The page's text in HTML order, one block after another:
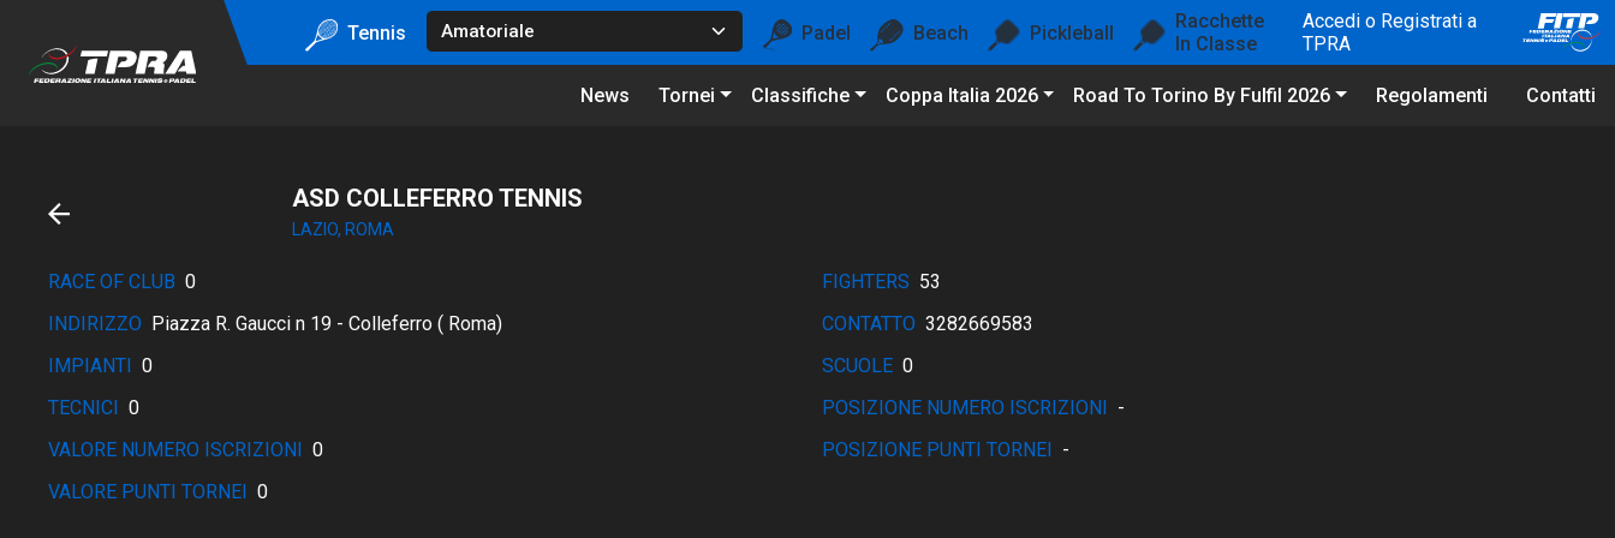
Tennis Padel Beach Pickleball
Racchette
In Classe
Accedi o Registrati a
TPRA
News Tornei Classifiche Coppa Italia 2026 Road To Torino By Fulfil 2026 Regolamenti Contatti
ASD COLLEFERRO TENNIS
LAZIO, ROMA
RACE OF CLUB 0 FIGHTERS 53
INDIRIZZO Piazza R. Gaucci n 19 - Colleferro ( Roma) CONTATTO 3282669583
IMPIANTI 0 SCUOLE 0
TECNICI 0 POSIZIONE NUMERO ISCRIZIONI -
VALORE NUMERO ISCRIZIONI 0 POSIZIONE PUNTI TORNEI -
VALORE PUNTI TORNEI 0